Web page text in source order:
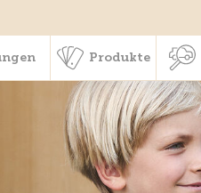
Produkte